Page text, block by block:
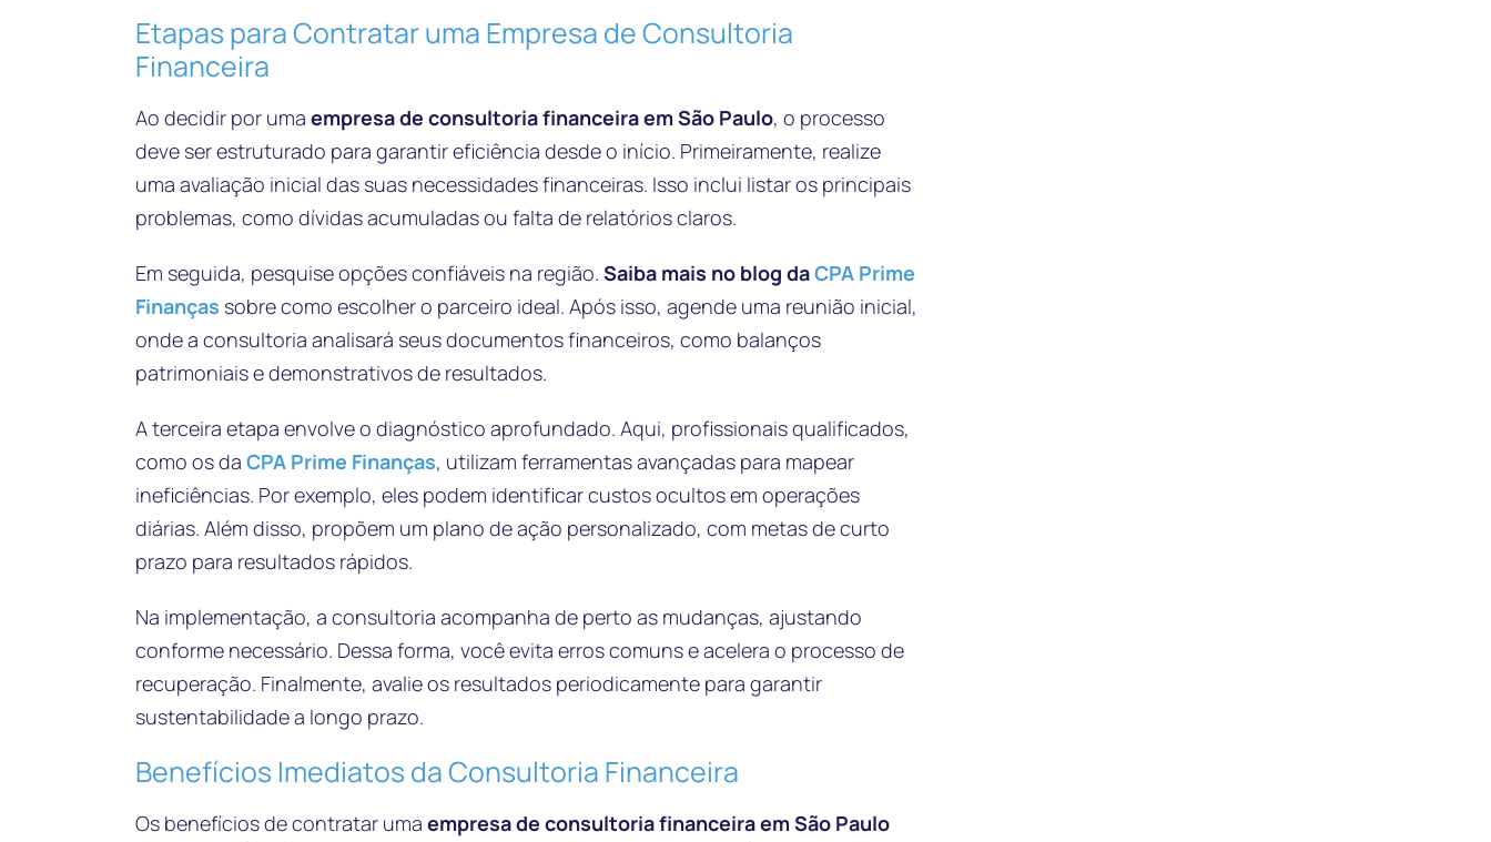
Etapas para Contratar uma Empresa de Consultoria
Financeira
Ao decidir por uma empresa de consultoria financeira em São Paulo, o processo
deve ser estruturado para garantir eficiência desde o início. Primeiramente, realize
uma avaliação inicial das suas necessidades financeiras. Isso inclui listar os principais
problemas, como dívidas acumuladas ou falta de relatórios claros.
Em seguida, pesquise opções confiáveis na região. Saiba mais no blog daCPA Prime
Finanças sobre como escolher o parceiro ideal. Após isso, agende uma reunião inicial,
onde a consultoria analisará seus documentos financeiros, como balanços
patrimoniais e demonstrativos de resultados.
A terceira etapa envolve o diagnóstico aprofundado. Aqui, profissionais qualificados,
como os da CPA Prime Finanças, utilizam ferramentas avançadas para mapear
ineficiências. Por exemplo, eles podem identificar custos ocultos em operações
diárias. Além disso, propõem um plano de ação personalizado, com metas de curto
prazo para resultados rápidos.
Na implementação, a consultoria acompanha de perto as mudanças, ajustando
conforme necessário. Dessa forma, você evita erros comuns e acelera o processo de
recuperação. Finalmente, avalie os resultados periodicamente para garantir
sustentabilidade a longo prazo.
Benefícios Imediatos da Consultoria Financeira
Os benefícios de contratar uma empresa de consultoria financeira em São Paulo